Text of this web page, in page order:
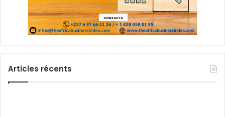
Articles récents